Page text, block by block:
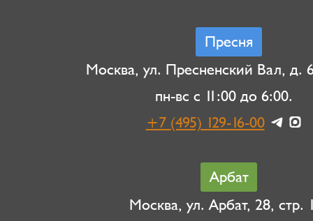
Пресня
Москва, ул. Пресненский Вал, д.
пн-вс с 11:00 до 6:00.
+7 (495) 129-16-00
Арбат
Москва, ул. Арбат, 28, стр.